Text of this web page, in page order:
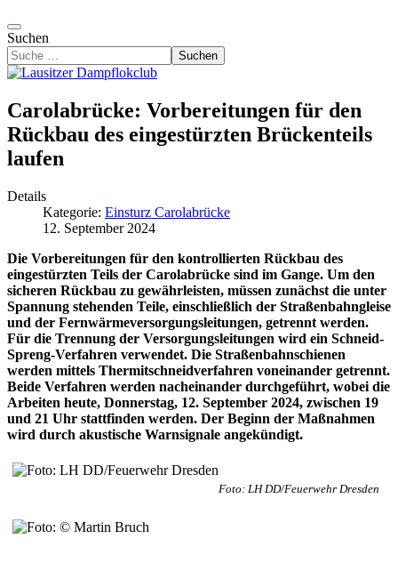
Suchen
Suchen
Carolabrücke: Vorbereitungen für den
Rückbau des eingestürzten Brückenteils
laufen
Details
Kategorie: Einsturz Carolabrücke
12. September 2024
Die Vorbereitungen für den kontrollierten Rückbau des
eingestürzten Teils der Carolabrücke sind im Gange. Um den
sicheren Rückbau zu gewährleisten, müssen zunächst die unter
Spannung stehenden Teile, einschließlich der Straßenbahngleise
und der Fernwärmeversorgungsleitungen, getrennt werden.
Für die Trennung der Versorgungsleitungen wird ein Schneid-
Spreng-Verfahren verwendet. Die Straßenbahnschienen
werden mittels Thermitschneidverfahren voneinander getrennt.
Beide Verfahren werden nacheinander durchgeführt, wobei die
Arbeiten heute, Donnerstag, 12. September 2024, zwischen 19
und 21 Uhr stattfinden werden. Der Beginn der Maßnahmen
wird durch akustische Warnsignale angekündigt.
Foto: LH DD/Feuerwehr Dresden